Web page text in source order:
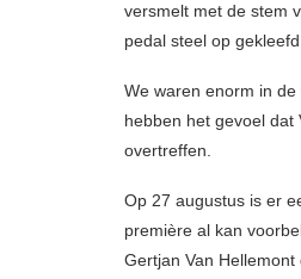
versmelt met de stem
pedal steel op
We waren enorm in
hebben het gevoel dat
overtreffen.
Op 27 augustus is er
première al kan
Gertjan Van